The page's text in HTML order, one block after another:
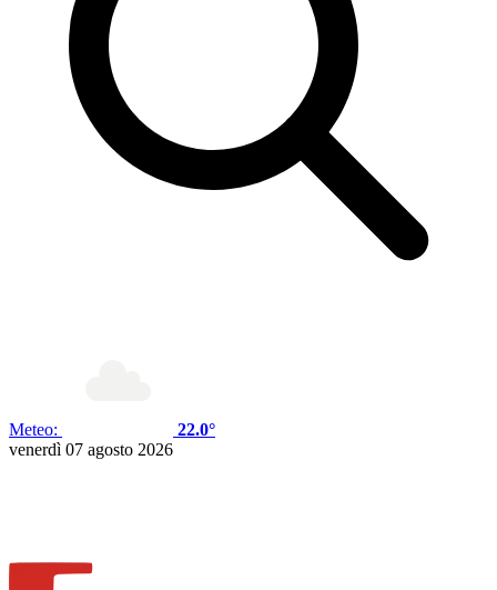
Meteo:
22.0°
venerdì 07 agosto 2026